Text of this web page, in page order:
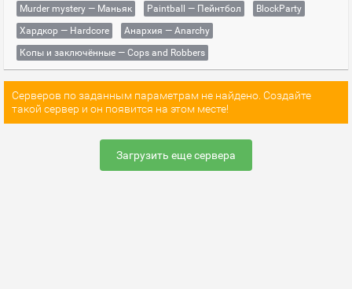
Murder mystery — Маньяк
Paintball — Пейнтбол
BlockParty
Хардкор — Hardcore
Анархия — Anarchy
Копы и заключённые — Cops and Robbers
Серверов по заданным параметрам не найдено. Создайте
такой сервер и он появится на этом месте!
Загрузить еще сервера